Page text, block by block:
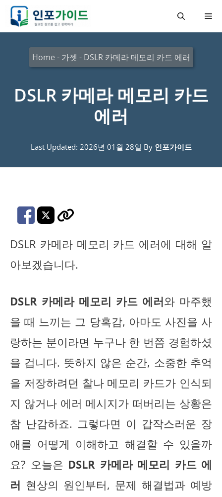
메
Home - 가젯 - DSLR 카메라 메모리 카드 에러
DSLR 카메라 메모리 카드
에러
Last Updated: 2026년 01월 28일 By 인포가이드
DSLR 카메라 메모리 카드 에러에 대해 알
아보겠습니다.
DSLR 카메라 메모리 카드 에러와 마주했
을 때 느끼는 그 당혹감, 아마도 사진을 사
랑하는 분이라면 누구나 한 번쯤 경험하셨
을 겁니다. 뜻하지 않은 순간, 소중한 추억
을 저장하려던 찰나 메모리 카드가 인식되
지 않거나 에러 메시지가 떠버리는 상황은
참 난감하죠. 그렇다면 이 갑작스러운 장
애를 어떻게 이해하고 해결할 수 있을까
요? 오늘은 DSLR 카메라 메모리 카드 에
러 현상의 원인부터, 문제 해결법과 예방